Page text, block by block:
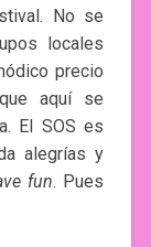
No se
locales
precio
aquí se
El SOS es
alegrías y
fun. Pues